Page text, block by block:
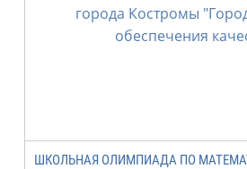
ШКОЛЬНАЯ ОЛИМПИАДА ПО